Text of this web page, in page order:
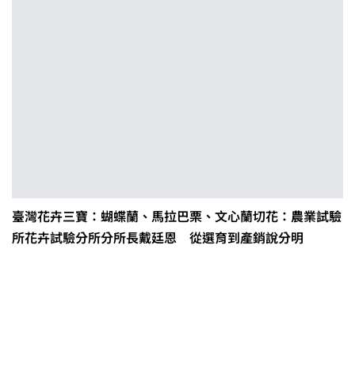
臺灣花卉三寶：蝴蝶蘭、馬拉巴栗、文心蘭切花：農業試驗
所花卉試驗分所分所長戴廷恩 從選育到產銷說分明